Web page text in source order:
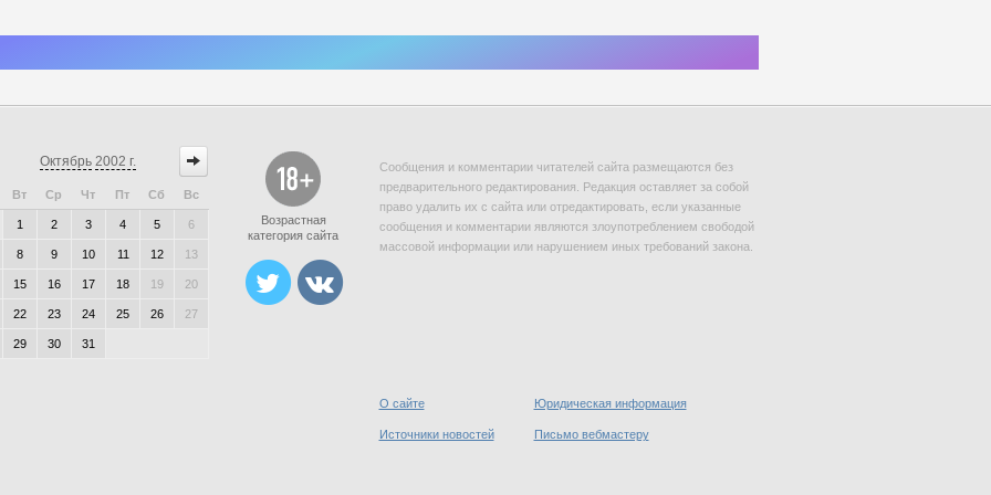
Октябрь 2002 г.
Вт Ср Чт Пт Сб Вс
1 2 3 4 5 6
8 9 10 11 12 13
15 16 17 18 19 20
22 23 24 25 26 27
29 30 31
Возрастная
категория сайта
Сообщения и комментарии читателей сайта размещаются без
предварительного редактирования. Редакция оставляет за собой
право удалить их с сайта или отредактировать, если указанные
сообщения и комментарии являются злоупотреблением свободой
массовой информации или нарушением иных требований закона.
О сайте Юридическая информация
Источники новостей Письмо вебмастеру